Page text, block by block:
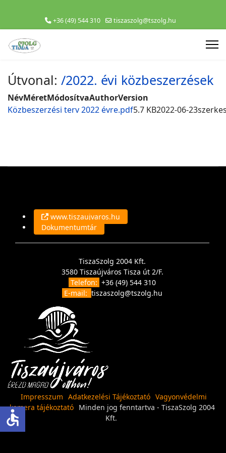
+36 (49) 544 310 tiszaszolg@tszolg.hu
Útvonal: /2022. évi közbeszerzések
NévMéretMódosítvaAuthorVersion
Közbeszerzési terv 2022 évre.pdf5.7 KB2022-06-23
www.tiszaujvaros.hu
Dokumentumtár
TiszaSzolg 2004 Kft.
3580 Tiszaújváros Tisza út 2/F.
Telefon: +36 (49) 544 310
E-mail: tiszaszolg@tszolg.hu
Impresszum Adatkezelési Tájékoztató Vagyonvédelmi
kamera tájékoztató Minden jog fenntartva - TiszaSzolg 2004
Kft.
accessible